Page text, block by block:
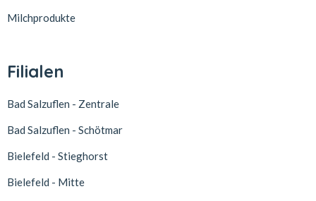
Milchprodukte
Filialen
Bad Salzuflen - Zentrale
Bad Salzuflen - Schötmar
Bielefeld - Stieghorst
Bielefeld - Mitte